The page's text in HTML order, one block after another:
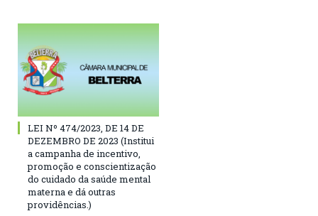
LEI Nº 474/2023, DE 14 DE
DEZEMBRO DE 2023 (Institui
a campanha de incentivo,
promoção e conscientização
do cuidado da saúde mental
materna e dá outras
providências.)